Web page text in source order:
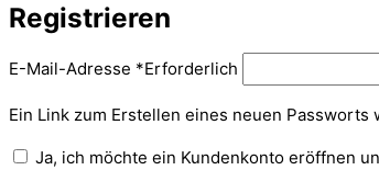
Registrieren
E-Mail-Adresse *Erforderlich
Ein Link zum Erstellen eines neuen
Ja, ich möchte ein Kundenkonto eröffnen